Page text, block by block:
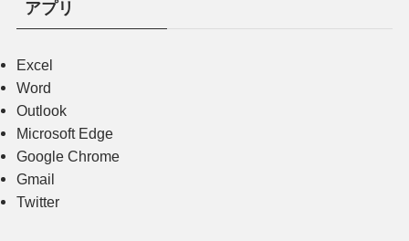
アプリ
Excel
Word
Outlook
Microsoft Edge
Google Chrome
Gmail
Twitter